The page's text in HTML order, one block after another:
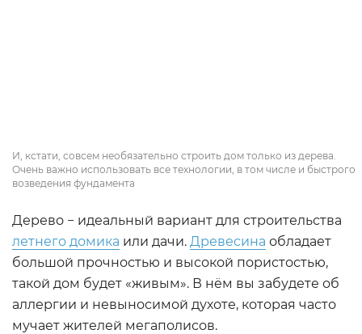
И, кстати, совсем необязательно строить дом только из дерева.
Очень важно использовать все технологии, в том числе и быстрого
возведения фундамента
Дерево − идеальный вариант для строительства
летнего домика или дачи. Древесина обладает
большой прочностью и высокой пористостью,
такой дом будет «живым». В нём вы забудете об
аллергии и невыносимой духоте, которая часто
мучает жителей мегаполисов.